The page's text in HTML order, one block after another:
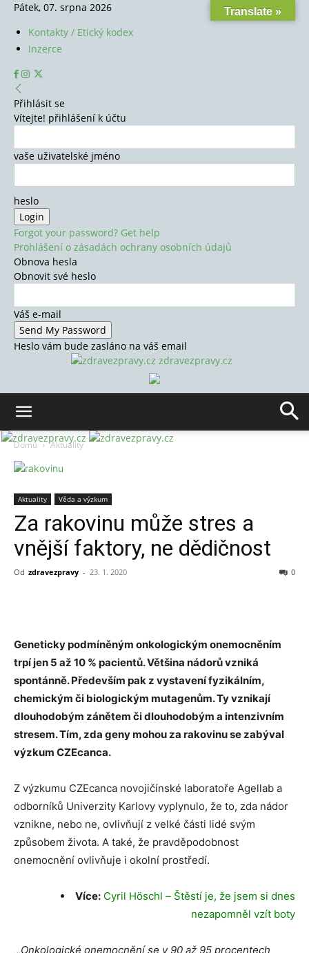
Pátek, 07. srpna 2026
Kontakty / Etický kodex
Inzerce
Přihlásit se
Vítejte! přihlášení k účtu
vaše uživatelské jméno
heslo
Forgot your password? Get help
Prohlášení o zásadách ochrany osobních údajů
Obnova hesla
Obnovit své heslo
Váš e-mail
Heslo vám bude zasláno na váš email
zdravezpravy.cz
Domů Aktuality
Aktuality Věda a výzkum
Za rakovinu může stres a
vnější faktory, ne dědičnost
Od zdravezpravy - 23. 1. 2020 0
Geneticky podmíněným onkologickým onemocněním
trpí jen 5 až 10 % pacientů. Většina nádorů vzniká
spontánně. Především pak z vystavení fyzikálním,
chemickým či biologickým mutagenům. Ty vznikají
dlouhodobým zánětem či dlouhodobým a intenzivním
stresem. Tím, zda geny mohou za rakovinu se zabýval
výzkum CZEcanca.
Z výzkumu CZEcanca novojičínské laboratoře Agellab a
odborníků Univerzity Karlovy vyplynulo, že to, zda nádor
vznikne, nebo ne, ovlivňují z velké části lidé svým
způsobem života. A také, že pravděpodobnost
onemocnění ovlivňuje i okolní prostředí.
Více: Cyril Höschl – Štěstí je, že jsem si dnes
nezapomněl vzít boty
„Onkologické onemocnění se v 90 až 95 procentech
Translate »